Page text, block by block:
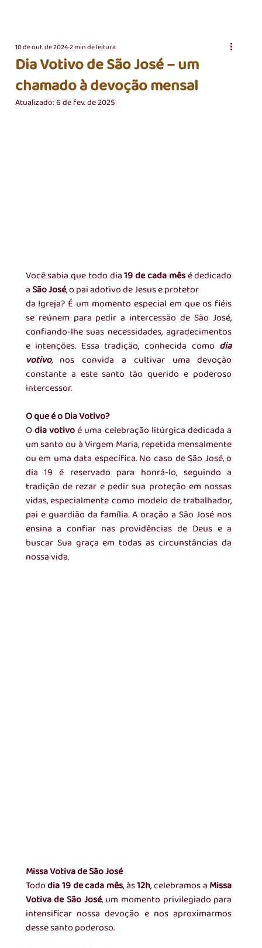
Dia Votivo de São José – um
chamado à devoção mensal
10 de out. de 20242 min de leitura
Atualizado:6 de fev. de 2025
Você sabia que todo dia 19 de cada mês é dedicado
a São José, o pai adotivo de Jesus e protetor
da Igreja? É um momento especial em que os fiéis
se reúnem para pedir a intercessão de São José,
confiando-lhe suas necessidades, agradecimentos
e intenções. Essa tradição, conhecida como dia
votivo, nos convida a cultivar uma devoção
constante a este santo tão querido e poderoso
intercessor.
O que é o Dia Votivo?
O dia votivo é uma celebração litúrgica dedicada a
um santo ou à Virgem Maria, repetida mensalmente
ou em uma data específica. No caso de São José, o
dia 19 é reservado para honrá-lo, seguindo a
tradição de rezar e pedir sua proteção em nossas
vidas, especialmente como modelo de trabalhador,
pai e guardião da família. A oração a São José nos
ensina a confiar nas providências de Deus e a
buscar Sua graça em todas as circunstâncias da
nossa vida.
Missa Votiva de São José
Todo dia 19 de cada mês, às 12h, celebramos a Missa
Votiva de São José, um momento privilegiado para
intensificar nossa devoção e nos aproximarmos
desse santo poderoso.